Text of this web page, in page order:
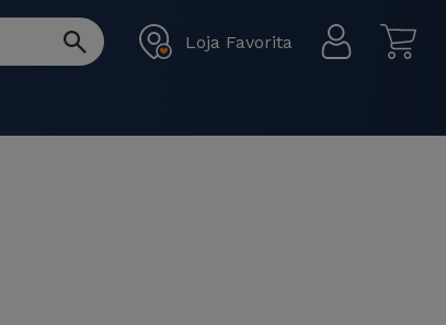
Loja Favorita